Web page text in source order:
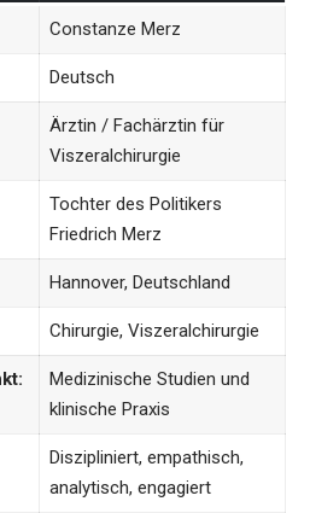
Constanze Merz
Deutsch
Ärztin / Fachärztin für
Viszeralchirurgie
Tochter des Politikers
Friedrich Merz
Hannover, Deutschland
Chirurgie, Viszeralchirurgie
Medizinische Studien und
klinische Praxis
Diszipliniert, empathisch,
analytisch, engagiert